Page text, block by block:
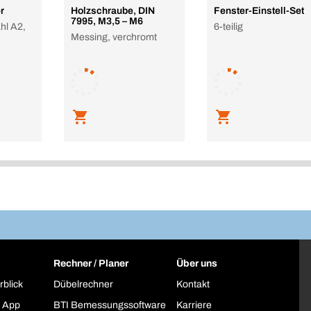
A2,
Holzschraube, DIN
7995, M3,5 – M6
Messing, verchromt
Fenster-Einstell-Set
6-teilig
App
Rechner / Planer
Dübelrechner
BTI Bemessungssoftware
Über uns
Kontakt
Karriere